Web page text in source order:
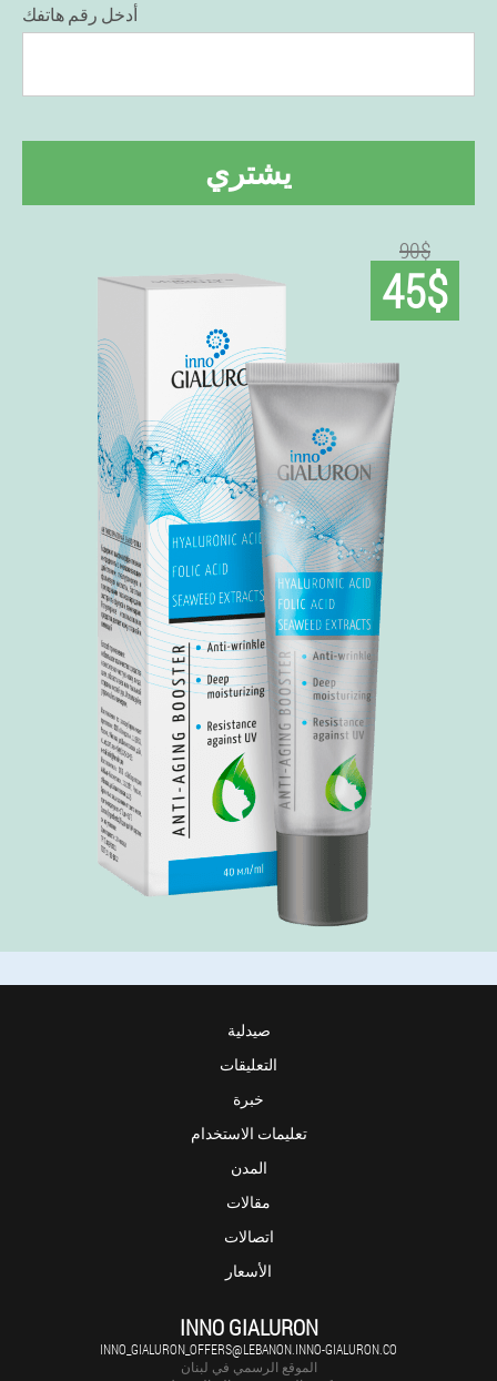
أدخل رقم هاتفك
يشتري
90$
45$
صيدلية
التعليقات
خبرة
تعليمات الاستخدام
المدن
مقالات
اتصالات
الأسعار
INNO GIALURON
INNO_GIALURON_OFFERS@LEBANON.INNO-GIALURON.CO
الموقع الرسمي في لبنان